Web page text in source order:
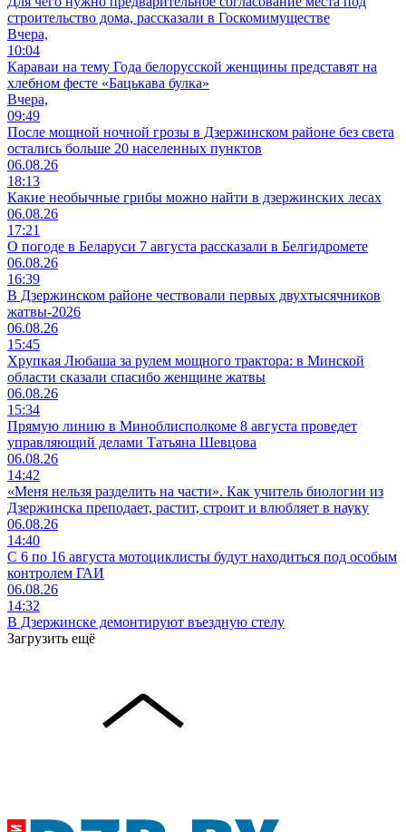
строительство дома, рассказали в Госкомимуществе
Вчера,
10:04
Караваи на тему Года белорусской женщины представят на
хлебном фесте «Бацькава булка»
Вчера,
09:49
После мощной ночной грозы в Дзержинском районе без света
остались больше 20 населенных пунктов
06.08.26
18:13
Какие необычные грибы можно найти в дзержинских лесах
06.08.26
17:21
О погоде в Беларуси 7 августа рассказали в Белгидромете
06.08.26
16:39
В Дзержинском районе чествовали первых двухтысячников
жатвы-2026
06.08.26
15:45
Хрупкая Любаша за рулем мощного трактора: в Минской
области сказали спасибо женщине жатвы
06.08.26
15:34
Прямую линию в Миноблисполкоме 8 августа проведет
управляющий делами Татьяна Шевцова
06.08.26
14:42
«Меня нельзя разделить на части». Как учитель биологии из
Дзержинска преподает, растит, строит и влюбляет в науку
06.08.26
14:40
С 6 по 16 августа мотоциклисты будут находиться под особым
контролем ГАИ
06.08.26
14:32
В Дзержинске демонтируют въездную стелу
Загрузить ещё